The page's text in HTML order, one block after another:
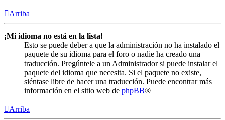
Arriba
¡Mi idioma no está en la lista!
Esto se puede deber a que la administración no ha instalado el
paquete de su idioma para el foro o nadie ha creado una
traducción. Pregúntele a un Administrador si puede instalar el
paquete del idioma que necesita. Si el paquete no existe,
siéntase libre de hacer una traducción. Puede encontrar más
información en el sitio web de phpBB®
Arriba